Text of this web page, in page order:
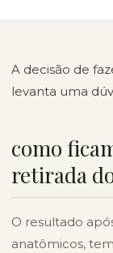
A decisão de
levanta uma
como
retirada
O resultado
anatômicos,